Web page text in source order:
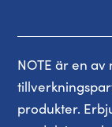
NOTE är en
produkter.